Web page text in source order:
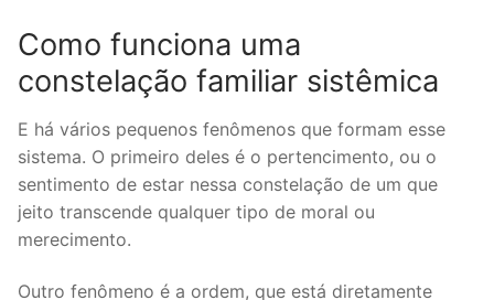
Como funciona uma
constelação familiar sistêmica
E há vários pequenos fenômenos que formam esse
sistema. O primeiro deles é o pertencimento, ou o
sentimento de estar nessa constelação de um que
jeito transcende qualquer tipo de moral ou
merecimento.
Outro fenômeno é a ordem, que está diretamente